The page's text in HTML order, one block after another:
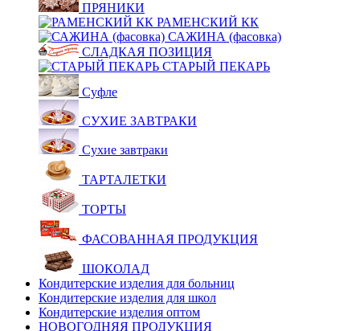
ПРЯНИКИ
РАМЕНСКИЙ КК
САЖИНА (фасовка)
СЛАДКАЯ ПОЗИЦИЯ
СТАРЫЙ ПЕКАРЬ
Суфле
СУХИЕ ЗАВТРАКИ
Сухие завтраки
ТАРТАЛЕТКИ
ТОРТЫ
ФАСОВАННАЯ ПРОДУКЦИЯ
ШОКОЛАД
Кондитерские изделия для больниц
Кондитерские изделия для школ
Кондитерские изделия оптом
НОВОГОДНЯЯ ПРОДУКЦИЯ